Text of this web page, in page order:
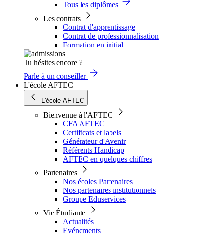
Tous les diplômes
Les contrats
Contrat d'apprentissage
Contrat de professionnalisation
Formation en initial
Tu hésites encore ?
Parle à un conseiller
L'école AFTEC
L'école AFTEC
Bienvenue à l'AFTEC
CFA AFTEC
Certificats et labels
Générateur d'Avenir
Référents Handicap
AFTEC en quelques chiffres
Partenaires
Nos écoles Partenaires
Nos partenaires institutionnels
Groupe Eduservices
Vie Étudiante
Actualités
Evénements